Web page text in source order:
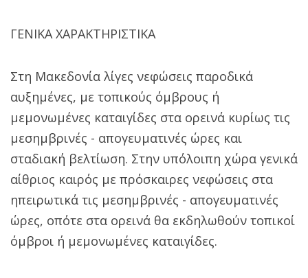
ΓΕΝΙΚΑ ΧΑΡΑΚΤΗΡΙΣΤΙΚΑ
Στη Μακεδονία λίγες νεφώσεις παροδικά
αυξημένες, με τοπικούς όμβρους ή
μεμονωμένες καταιγίδες στα ορεινά κυρίως τις
μεσημβρινές - απογευματινές ώρες και
σταδιακή βελτίωση. Στην υπόλοιπη χώρα γενικά
αίθριος καιρός με πρόσκαιρες νεφώσεις στα
ηπειρωτικά τις μεσημβρινές - απογευματινές
ώρες, οπότε στα ορεινά θα εκδηλωθούν τοπικοί
όμβροι ή μεμονωμένες καταιγίδες.